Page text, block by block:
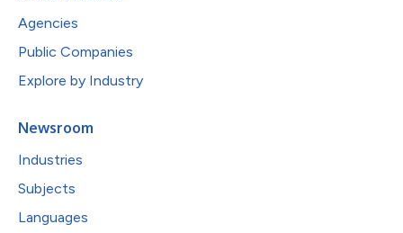
Agencies
Public Companies
Explore by Industry
Newsroom
Industries
Subjects
Languages